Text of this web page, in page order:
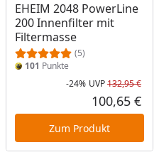
EHEIM 2048 PowerLine
200 Innenfilter mit
Filtermasse
(5)
101 Punkte
-24% UVP132,95 €
100,65 €
Zum Produkt